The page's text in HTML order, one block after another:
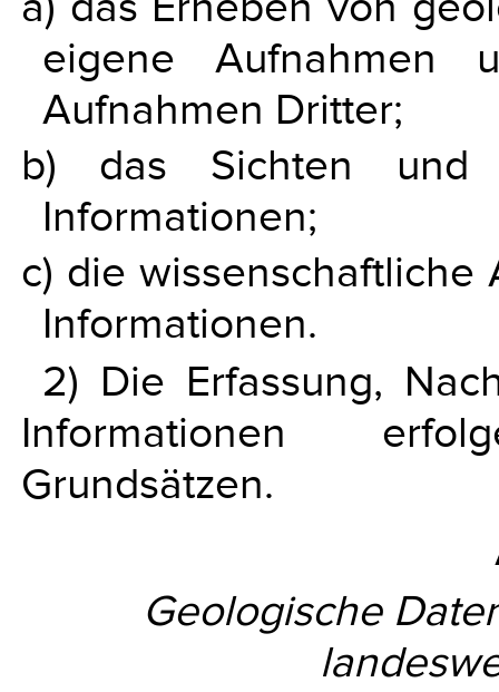
eigene Aufnahmen
Aufnahmen Dritter;
b) das Sichten und
Informationen;
c) die
Informationen.
2) Die Erfassung,
Informationen
Grundsätzen.
Geologische